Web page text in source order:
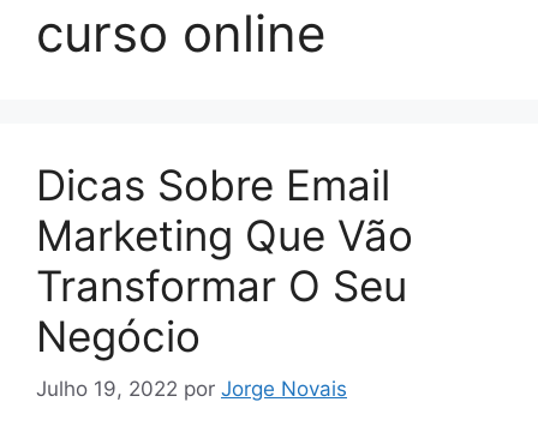
curso online
Dicas Sobre Email
Marketing Que Vão
Transformar O Seu
Negócio
Julho 19, 2022 por Jorge Novais